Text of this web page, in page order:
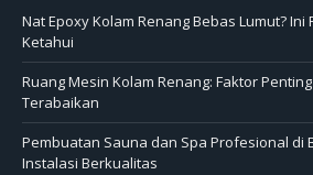
Nat Epoxy Kolam Renang Bebas Lumut? Ini
Ketahui
Ruang Mesin Kolam Renang: Faktor
Terabaikan
Pembuatan Sauna dan Spa Profesional di
Instalasi Berkualitas